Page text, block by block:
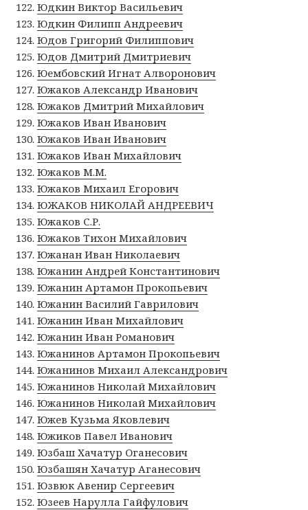
Юдкин Виктор Васильевич
Юдкин Филипп Андреевич
Юдов Григорий Филиппович
Юдов Дмитрий Дмитриевич
Юембовский Игнат Алворонович
Южаков Александр Иванович
Южаков Дмитрий Михайлович
Южаков Иван Иванович
Южаков Иван Иванович
Южаков Иван Михайлович
Южаков М.М.
Южаков Михаил Егорович
ЮЖАКОВ НИКОЛАЙ АНДРЕЕВИЧ
Южаков С.Р.
Южаков Тихон Михайлович
Южанан Иван Николаевич
Южанин Андрей Константинович
Южанин Артамон Прокопьевич
Южанин Василий Гаврилович
Южанин Иван Михайлович
Южанин Иван Романович
Южанинов Артамон Прокопьевич
Южанинов Михаил Александрович
Южанинов Николай Михайлович
Южанинов Николай Михайлович
Южев Кузьма Яковлевич
Южиков Павел Иванович
Юзбаш Хачатур Оганесович
Юзбашян Хачатур Аганесович
Юзвюк Авенир Сергеевич
Юзеев Нарулла Гайфулович